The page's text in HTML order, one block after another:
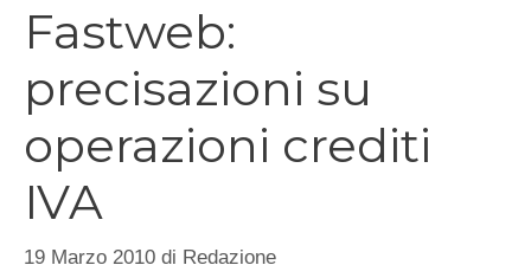
Fastweb:
precisazioni su
operazioni crediti
IVA
19 Marzo 2010 di Redazione